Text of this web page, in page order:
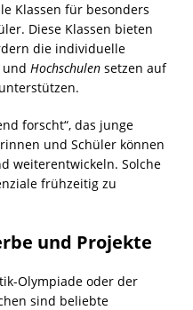
Klassen für besonders
Diese Klassen bieten
die individuelle
und Hochschulen setzen auf
forscht“, das junge
und Schüler können
weiterentwickeln. Solche
frühzeitig zu
und Projekte
Olympiade oder der
sind beliebte